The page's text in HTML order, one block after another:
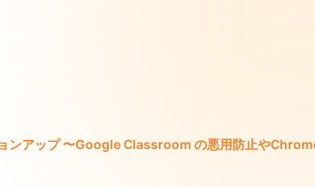
アップ 〜Google Classroom の悪用防止や